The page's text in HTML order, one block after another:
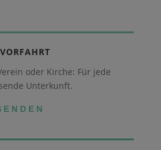
oder Kirche: Für jede
Unterkunft.